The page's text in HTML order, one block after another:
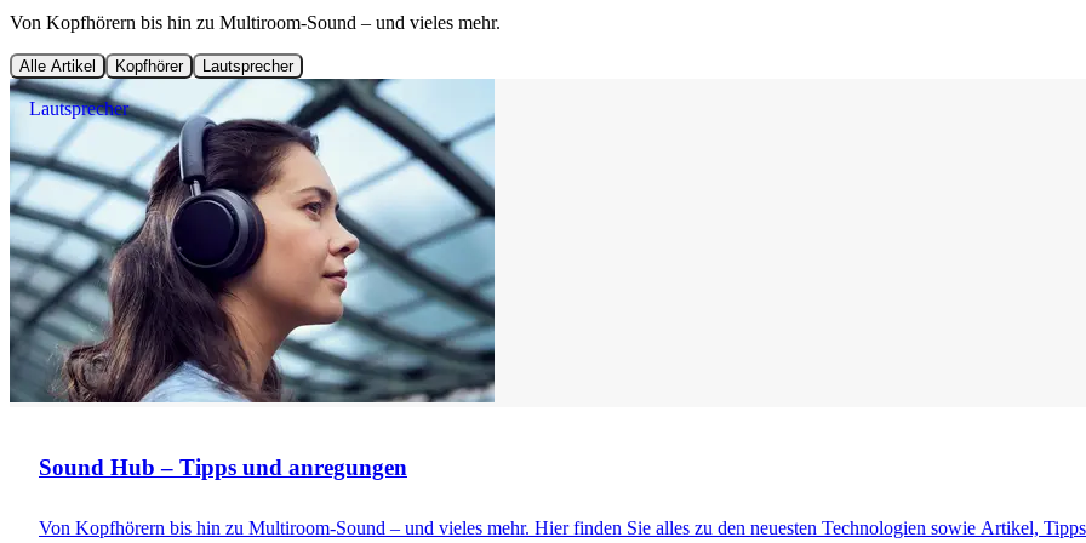
Von Kopfhörern bis hin zu Multiroom-Sound – und vieles mehr.
Alle Artikel Kopfhörer Lautsprecher
Lautsprecher
Sound Hub – Tipps und anregungen
Von Kopfhörern bis hin zu Multiroom-Sound – und vieles mehr. Hier finden Sie alles zu den neuesten Technologien sowie Artikel,